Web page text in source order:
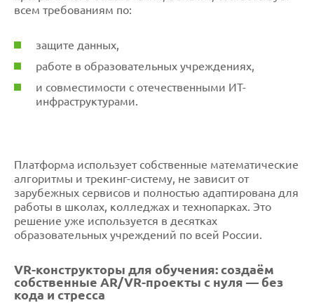
всем требованиям по:
защите данных,
работе в образовательных учреждениях,
и совместимости с отечественными ИТ-
инфраструктурами.
Платформа использует собственные математические
алгоритмы и трекинг-систему, не зависит от
зарубежных сервисов и полностью адаптирована для
работы в школах, колледжах и технопарках. Это
решение уже используется в десятках
образовательных учреждений по всей России.
VR-конструкторы для обучения: создаём
собственные AR/VR-проекты с нуля — без
кода и стресса